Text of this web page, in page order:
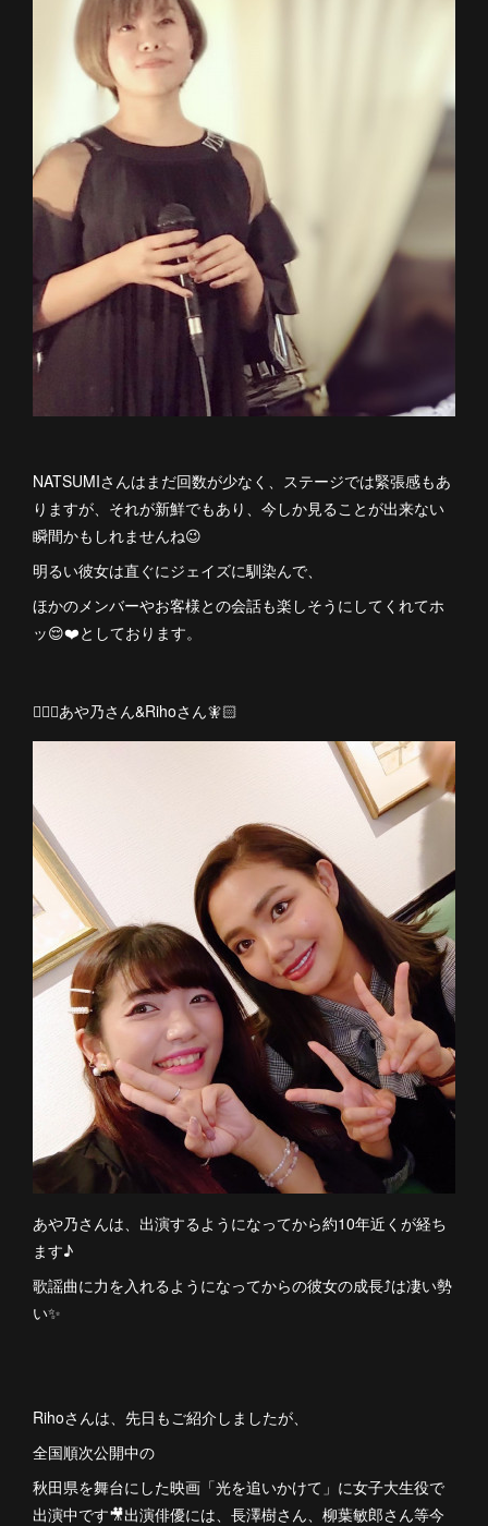
NATSUMIさんはまだ回数が少なく、ステージでは緊張感もあ
りますが、それが新鮮でもあり、今しか見ることが出来ない
瞬間かもしれませんね😉
明るい彼女は直ぐにジェイズに馴染んで、
ほかのメンバーやお客様との会話も楽しそうにしてくれてホ
ッ😌❤️としております。
🧚🏻‍♀️あや乃さん&Rihoさん🧚🏻
あや乃さんは、出演するようになってから約10年近くが経ち
ます♪
歌謡曲に力を入れるようになってからの彼女の成長⤴️は凄い勢
い✨
Rihoさんは、先日もご紹介しましたが、
全国順次公開中の
秋田県を舞台にした映画「光を追いかけて」に女子大生役で
出演中です🎥出演俳優には、長澤樹さん、柳葉敏郎さん等今